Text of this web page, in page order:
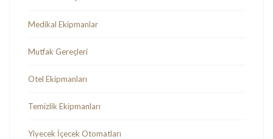
Medikal Ekipmanlar
Mutfak Gereçleri
Otel Ekipmanları
Temizlik Ekipmanları
Yiyecek İçecek Otomatları